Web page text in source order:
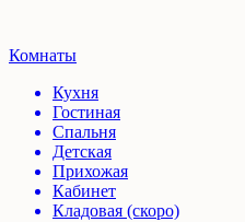
Комнаты
Кухня
Гостиная
Спальня
Детская
Прихожая
Кабинет
Кладовая (скоро)